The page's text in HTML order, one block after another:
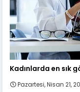
Kadın Sağlığı
Kadınlarda en sık
Pazartesi, Nisan 21,